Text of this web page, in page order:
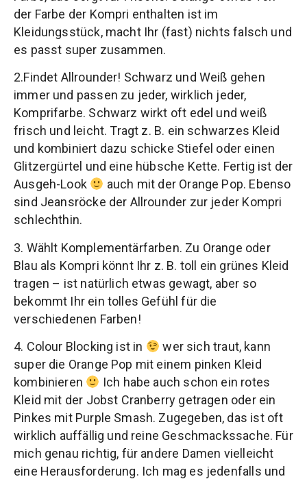
der Farbe der Kompri enthalten ist im
Kleidungsstück, macht Ihr (fast) nichts falsch und
es passt super zusammen.
2.Findet Allrounder! Schwarz und Weiß gehen
immer und passen zu jeder, wirklich jeder,
Komprifarbe. Schwarz wirkt oft edel und weiß
frisch und leicht. Tragt z. B. ein schwarzes Kleid
und kombiniert dazu schicke Stiefel oder einen
Glitzergürtel und eine hübsche Kette. Fertig ist der
Ausgeh-Look
auch mit der Orange Pop. Ebenso
sind Jeansröcke der Allrounder zur jeder Kompri
schlechthin.
3. Wählt Komplementärfarben. Zu Orange oder
Blau als Kompri könnt Ihr z. B. toll ein grünes Kleid
tragen – ist natürlich etwas gewagt, aber so
bekommt Ihr ein tolles Gefühl für die
verschiedenen Farben!
4. Colour Blocking ist in
wer sich traut, kann
super die Orange Pop mit einem pinken Kleid
kombinieren
Ich habe auch schon ein rotes
Kleid mit der Jobst Cranberry getragen oder ein
Pinkes mit Purple Smash. Zugegeben, das ist oft
wirklich auffällig und reine Geschmackssache. Für
mich genau richtig, für andere Damen vielleicht
eine Herausforderung. Ich mag es jedenfalls und